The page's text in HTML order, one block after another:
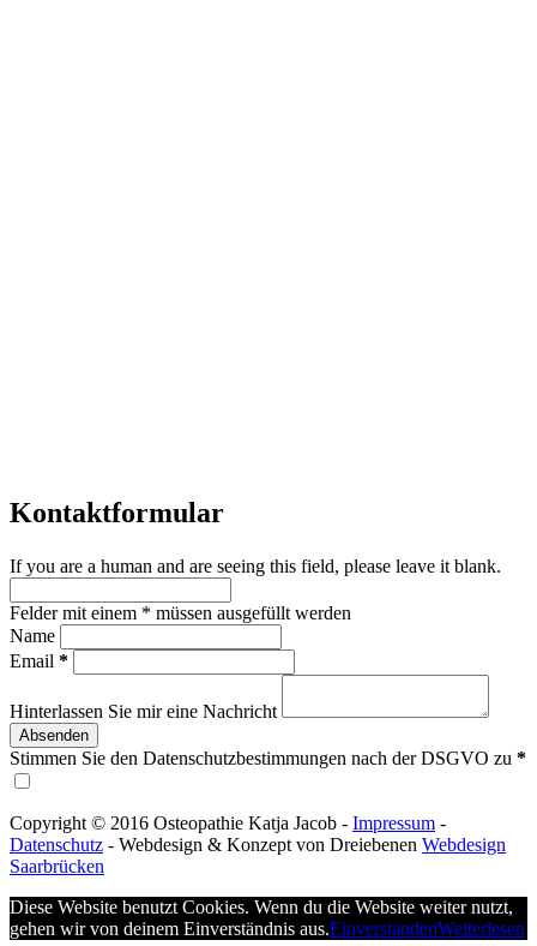
Kontaktformular
If you are a human and are seeing this field, please leave it blank.
Felder mit einem * müssen ausgefüllt werden
Name
Email *
Hinterlassen Sie mir eine Nachricht
Stimmen Sie den Datenschutzbestimmungen nach der DSGVO zu *
Copyright © 2016 Osteopathie Katja Jacob - Impressum -
Datenschutz - Webdesign & Konzept von Dreiebenen Webdesign
Saarbrücken
Diese Website benutzt Cookies. Wenn du die Website weiter nutzt,
gehen wir von deinem Einverständnis aus.EinverstandenWeiterlesen